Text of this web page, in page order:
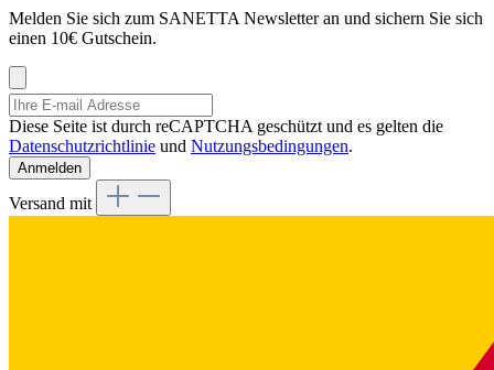
Melden Sie sich zum SANETTA Newsletter an und sichern Sie sich
einen 10€ Gutschein.
Diese Seite ist durch reCAPTCHA geschützt und es gelten die
Datenschutzrichtlinie und Nutzungsbedingungen.
Anmelden
Versand mit